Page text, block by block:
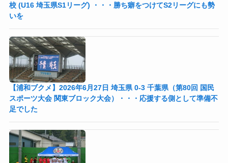
校 (U16 埼玉県S1リーグ) ・・・勝ち癖をつけてS2リーグにも勢
いを
【浦和ブクメ】2026年6月27日 埼玉県 0-3 千葉県（第80回 国民
スポーツ大会 関東ブロック大会）・・・応援する側として準備不
足でした